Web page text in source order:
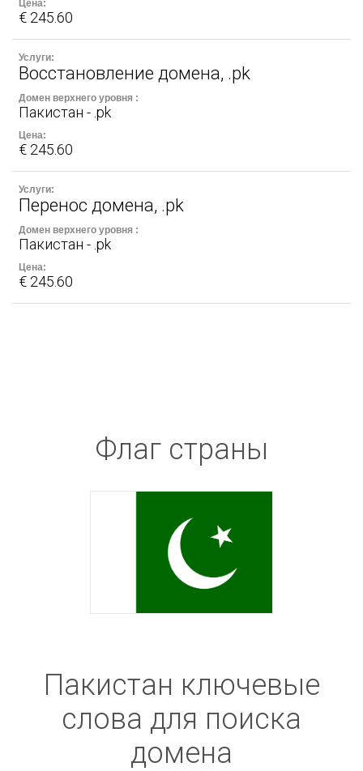
€ 245.60
Восстановление домена, .pk
Пакистан - .pk
€ 245.60
Перенос домена, .pk
Пакистан - .pk
€ 245.60
Флаг страны
Пакистан ключевые
слова для поиска
домена